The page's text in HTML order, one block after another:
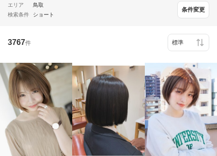
エリア
鳥取
検索条件
ショート
条件変更
3767件